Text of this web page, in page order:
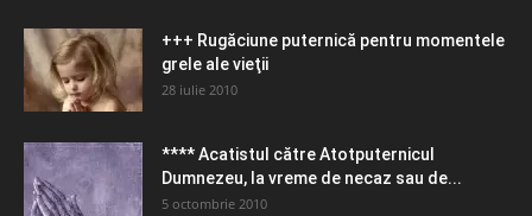
+++ Rugăciune puternică pentru momentele
grele ale vieţii
28 iulie 2010
**** Acatistul către Atotputernicul
Dumnezeu, la vreme de necaz sau de...
5 octombrie 2010